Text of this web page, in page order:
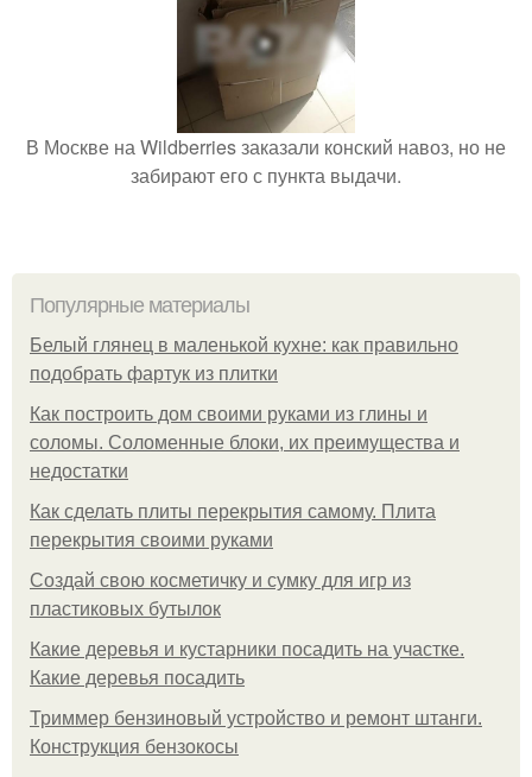
В Москве на Wildberries заказали конский навоз, но не
забирают его с пункта выдачи.
Популярные материалы
Белый глянец в маленькой кухне: как правильно
подобрать фартук из плитки
Как построить дом своими руками из глины и
соломы. Соломенные блоки, их преимущества и
недостатки
Как сделать плиты перекрытия самому. Плита
перекрытия своими руками
Создай свою косметичку и сумку для игр из
пластиковых бутылок
Какие деревья и кустарники посадить на участке.
Какие деревья посадить
Триммер бензиновый устройство и ремонт штанги.
Конструкция бензокосы